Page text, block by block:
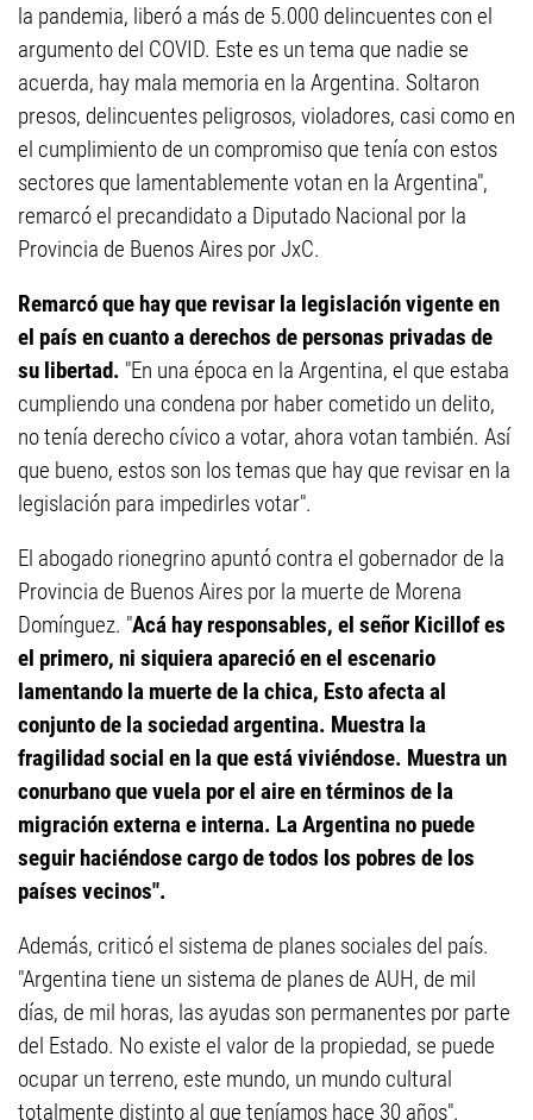
la pandemia, liberó a más de 5.000 delincuentes con el
argumento del COVID. Este es un tema que nadie se
acuerda, hay mala memoria en la Argentina. Soltaron
presos, delincuentes peligrosos, violadores, casi como en
el cumplimiento de un compromiso que tenía con estos
sectores que lamentablemente votan en la Argentina",
remarcó el precandidato a Diputado Nacional por la
Provincia de Buenos Aires por JxC.
Remarcó que hay que revisar la legislación vigente en
el país en cuanto a derechos de personas privadas de
su libertad. "En una época en la Argentina, el que estaba
cumpliendo una condena por haber cometido un delito,
no tenía derecho cívico a votar, ahora votan también. Así
que bueno, estos son los temas que hay que revisar en la
legislación para impedirles votar".
El abogado rionegrino apuntó contra el gobernador de la
Provincia de Buenos Aires por la muerte de Morena
Domínguez. "Acá hay responsables, el señor Kicillof es
el primero, ni siquiera apareció en el escenario
lamentando la muerte de la chica, Esto afecta al
conjunto de la sociedad argentina. Muestra la
fragilidad social en la que está viviéndose. Muestra un
conurbano que vuela por el aire en términos de la
migración externa e interna. La Argentina no puede
seguir haciéndose cargo de todos los pobres de los
países vecinos".
Además, criticó el sistema de planes sociales del país.
"Argentina tiene un sistema de planes de AUH, de mil
días, de mil horas, las ayudas son permanentes por parte
del Estado. No existe el valor de la propiedad, se puede
ocupar un terreno, este mundo, un mundo cultural
totalmente distinto al que teníamos hace 30 años".